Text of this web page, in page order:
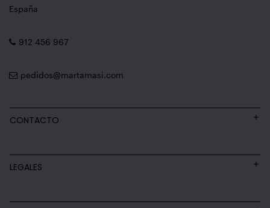
España
912 456 967
pedidos@martamasi.com
CONTACTO
LEGALES